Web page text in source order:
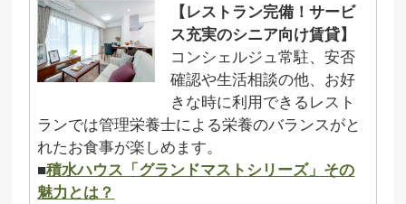
【レストラン完備！サービ
ス充実のシニア向け賃貸】
コンシェルジュ常駐、安否
確認や生活相談の他、お好
きな時に利用できるレスト
ランでは管理栄養士による栄養のバランスがと
れたお食事が楽しめます。
■積水ハウス「グランドマストシリーズ」その
魅力とは？